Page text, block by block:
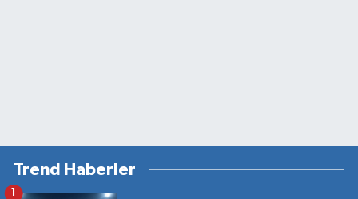
Trend Haberler
1